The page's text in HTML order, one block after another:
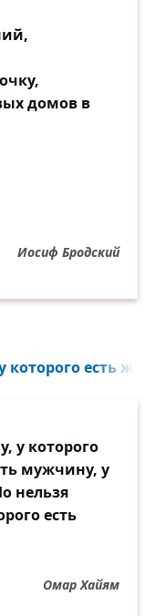
домов в
— только
имеет
Иосиф Бродский
есть
у которого
мужчину, у
нельзя
есть
Омар Хайям